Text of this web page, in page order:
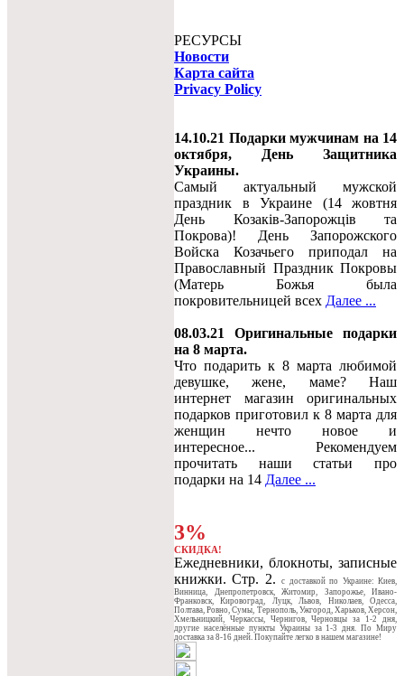
РЕСУРСЫ
Новости
Карта сайта
Privacy Policy
14.10.21 Подарки мужчинам на 14
октября, День Защитника
Украины.
Самый актуальный мужской
праздник в Украине (14 жовтня
День Козаків-Запорожців та
Покрова)! День Запорожского
Войска Козачьего приподал на
Православный Праздник Покровы
(Матерь Божья была
покровительницей всех Далее ...
08.03.21 Оригинальные подарки
на 8 марта.
Что подарить к 8 марта любимой
девушке, жене, маме? Наш
интернет магазин оригинальных
подарков приготовил к 8 марта для
женщин нечто новое и
интересное... Рекомендуем
прочитать наши статьи про
подарки на 14 Далее ...
3%
СКИДКА!
Ежедневники, блокноты, записные
книжки. Стр. 2.c доставкой по Украине: Киев,
Винница, Днепропетровск, Житомир, Запорожье, Ивано-
Франковск, Кировоград, Луцк, Львов, Николаев, Одесса,
Полтава, Ровно, Сумы, Тернополь, Ужгород, Харьков, Херсон,
Хмельницкий, Черкассы, Чернигов, Черновцы за 1-2 дня,
другие населённые пункты Украины за 1-3 дня. По Миру
доставка за 8-16 дней. Покупайте легко в нашем магазине!